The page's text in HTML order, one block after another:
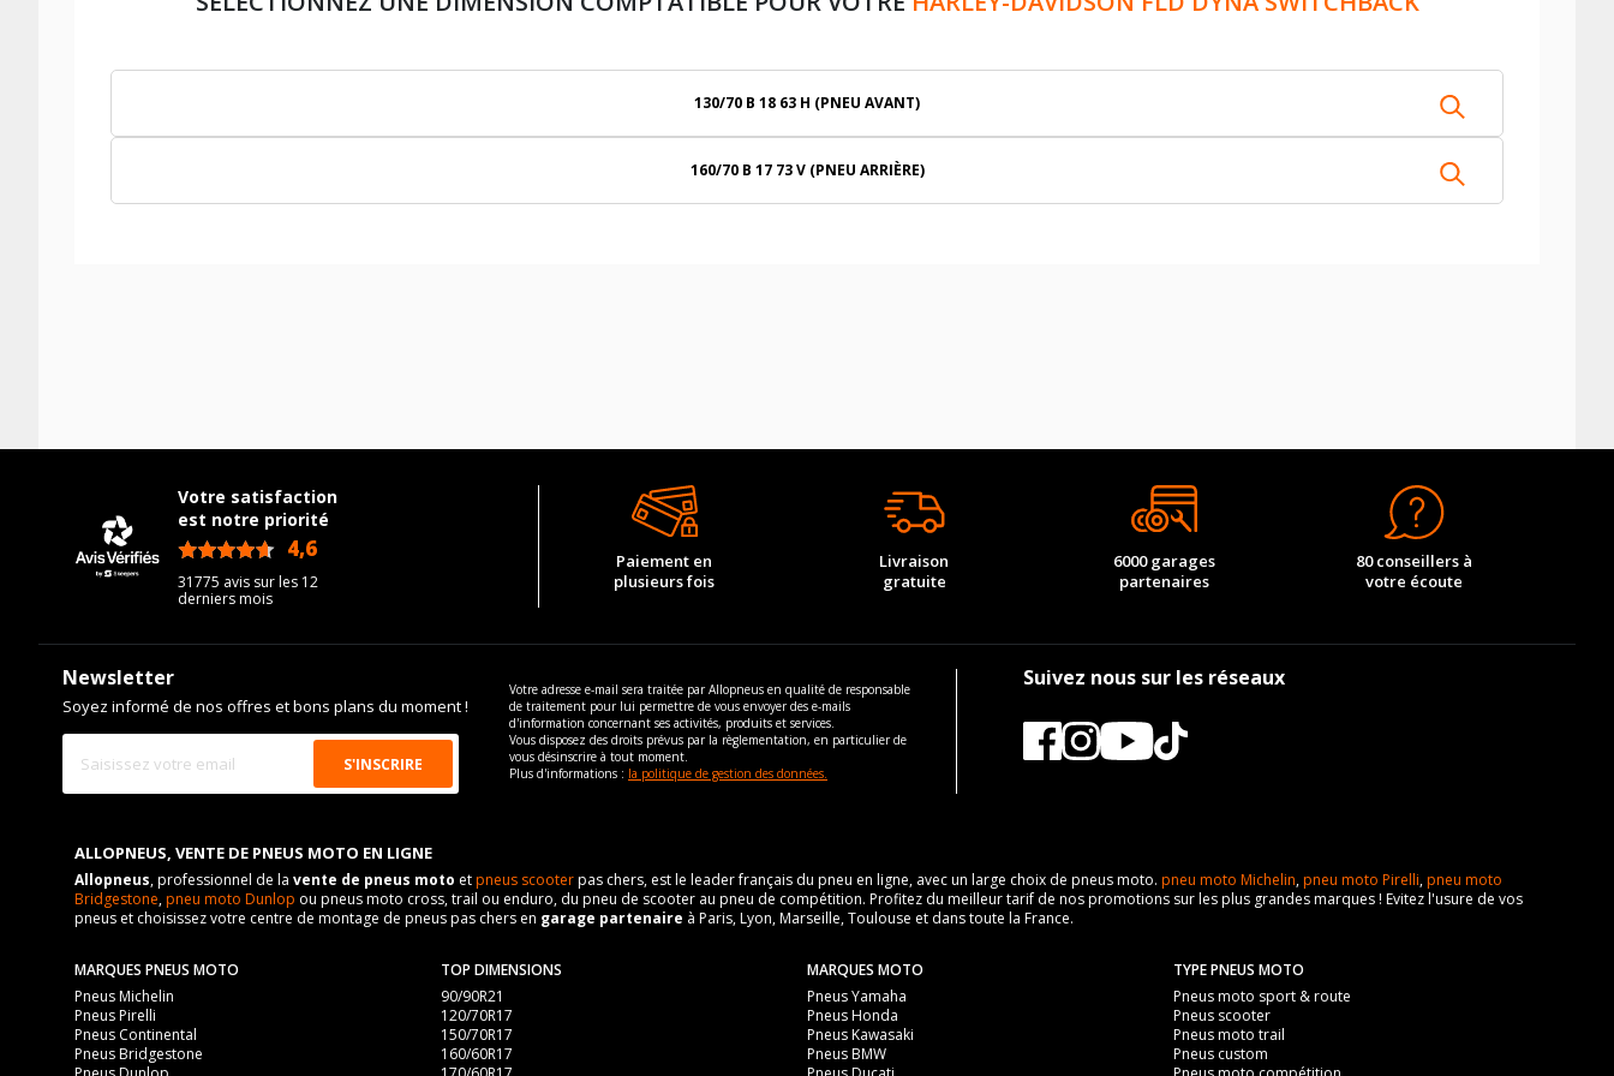
130/70 B 18 63 H (PNEU AVANT)
160/70 B 17 73 V (PNEU ARRIÈRE)
Votre satisfaction
est notre priorité
4,6
31775 avis sur les 12
derniers mois
Paiement en
plusieurs fois
Livraison
gratuite
6000 garages
partenaires
80 conseillers à
votre écoute
Newsletter
Soyez informé de nos offres et bons plans du moment !
Votre adresse e-mail sera traitée par Allopneus en qualité de responsable
de traitement pour lui permettre de vous envoyer des e-mails
d'information concernant ses activités, produits et services.
Vous disposez des droits prévus par la règlementation, en particulier de
vous désinscrire à tout moment.
Plus d'informations : la politique de gestion des données.
Suivez nous sur les réseaux
ALLOPNEUS, VENTE DE PNEUS MOTO EN LIGNE
Allopneus, professionnel de la vente de pneus moto etpneus scooterpas chers, est le leader français du pneu en ligne, avec un large choix de pneus moto. pneu moto Michelin,pneu moto Pirelli,pneu moto
Bridgestone,pneu moto Dunlop ou pneus moto cross, trail ou enduro, du pneu de scooter au pneu de compétition. Profitez du meilleur tarif de nos promotions sur les plus grandes marques ! Evitez l'usure de vos
pneus et choisissez votre centre de montage de pneus pas chers en garage partenaire à Paris, Lyon, Marseille, Toulouse et dans toute la France.
MARQUES PNEUS MOTO
Pneus Michelin
Pneus Pirelli
Pneus Continental
Pneus Bridgestone
TOP DIMENSIONS
90/90R21
120/70R17
150/70R17
160/60R17
MARQUES MOTO
Pneus Yamaha
Pneus Honda
Pneus Kawasaki
Pneus BMW
TYPE PNEUS MOTO
Pneus moto sport & route
Pneus scooter
Pneus moto trail
Pneus custom